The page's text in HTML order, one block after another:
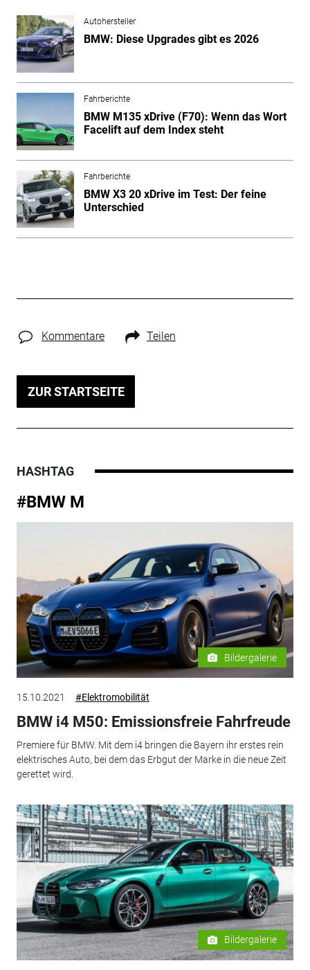
Autohersteller
BMW: Diese Upgrades gibt es 2026
Fahrberichte
BMW M135 xDrive (F70): Wenn das Wort
Facelift auf dem Index steht
Fahrberichte
BMW X3 20 xDrive im Test: Der feine
Unterschied
Kommentare Teilen
ZUR STARTSEITE
HASHTAG
#BMW M
Bildergalerie
15.10.2021 #Elektromobilität
BMW i4 M50: Emissionsfreie Fahrfreude
Premiere für BMW. Mit dem i4 bringen die Bayern ihr erstes rein
elektrisches Auto, bei dem das Erbgut der Marke in die neue Zeit
gerettet wird.
Bildergalerie